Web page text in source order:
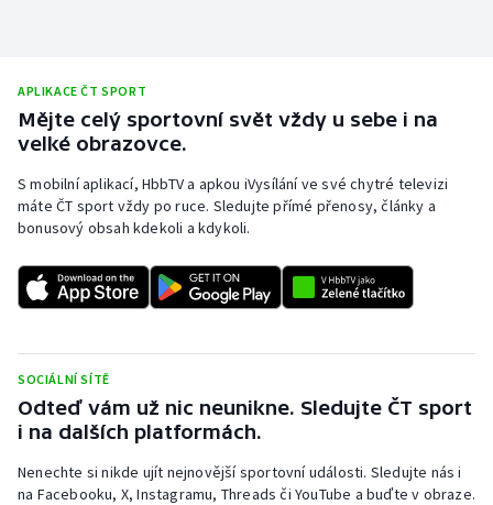
Rychlobruslení
Short track
Sportovní střelba
Triatlon
Veslování
Vodní slalom
APLIKACE ČT SPORT
Mějte celý sportovní svět vždy u sebe i na
velké obrazovce.
S mobilní aplikací, HbbTV a apkou iVysílání ve své chytré televizi
máte ČT sport vždy po ruce. Sledujte přímé přenosy, články a
bonusový obsah kdekoli a kdykoli.
SOCIÁLNÍ SÍTĚ
Odteď vám už nic neunikne. Sledujte ČT sport
i na dalších platformách.
Nenechte si nikde ujít nejnovější sportovní události. Sledujte nás i
na Facebooku, X, Instagramu, Threads či YouTube a buďte v obraze.